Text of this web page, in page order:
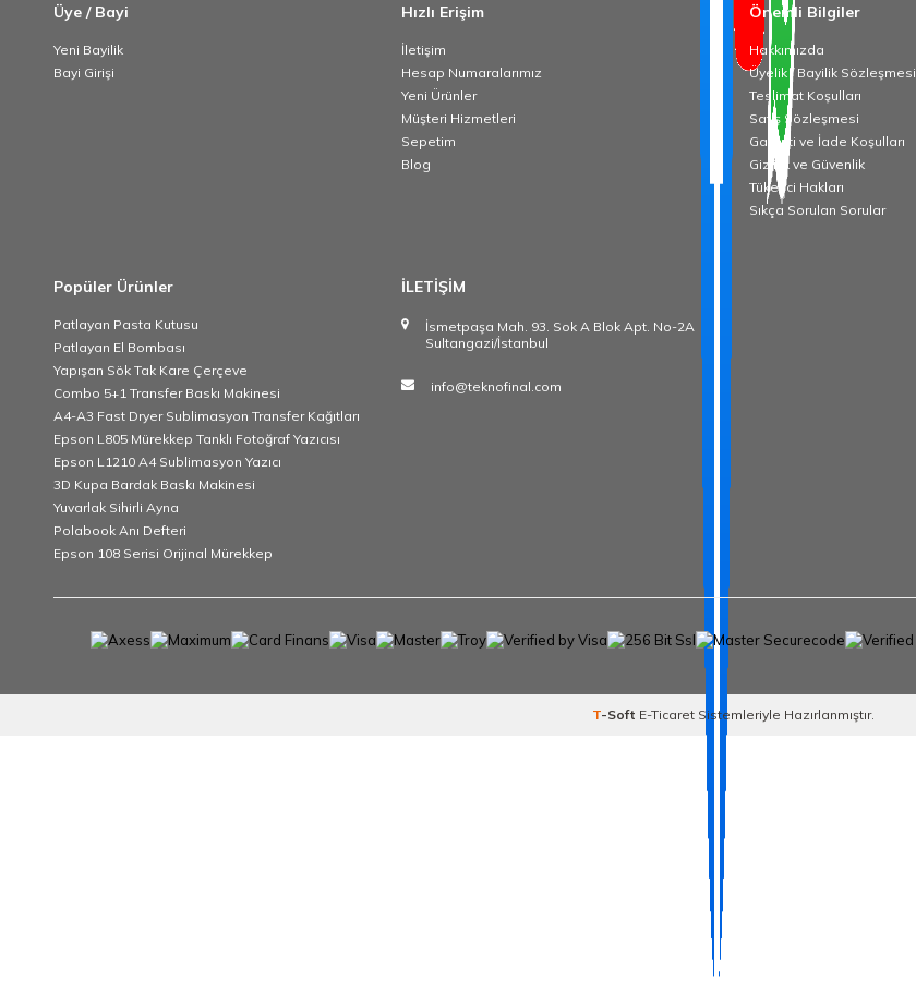
Üye / Bayi
Yeni Bayilik
Bayi Girişi
Hızlı Erişim
İletişim
Hesap Numaralarımız
Yeni Ürünler
Müşteri Hizmetleri
Sepetim
Blog
Önemli Bilgiler
Hakkımızda
Üyelik / Bayilik Sözleşmesi
Teslimat Koşulları
Satış Sözleşmesi
Garanti ve İade Koşulları
Gizlilik ve Güvenlik
Tüketici Hakları
Sıkça Sorulan Sorular
Popüler Ürünler
Patlayan Pasta Kutusu
Patlayan El Bombası
Yapışan Sök Tak Kare Çerçeve
Combo 5+1 Transfer Baskı Makinesi
A4-A3 Fast Dryer Sublimasyon Transfer Kağıtları
Epson L805 Mürekkep Tanklı Fotoğraf Yazıcısı
Epson L1210 A4 Sublimasyon Yazıcı
3D Kupa Bardak Baskı Makinesi
Yuvarlak Sihirli Ayna
Polabook Anı Defteri
Epson 108 Serisi Orijinal Mürekkep
İLETİŞİM
İsmetpaşa Mah. 93. Sok A Blok Apt. No-2A
Sultangazi/İstanbul
info@teknofinal.com
T-Soft E-TicaretSistemleriyle Hazırlanmıştır.